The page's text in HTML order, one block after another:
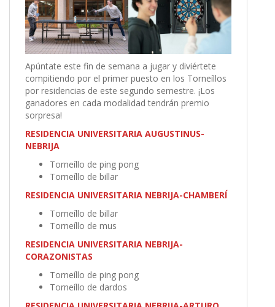
Apúntate este fin de semana a jugar y diviértete
compitiendo por el primer puesto en los Torneíllos
por residencias de este segundo semestre. ¡Los
ganadores en cada modalidad tendrán premio
sorpresa!
RESIDENCIA UNIVERSITARIA AUGUSTINUS-
NEBRIJA
Torneíllo de ping pong
Torneíllo de billar
RESIDENCIA UNIVERSITARIA NEBRIJA-CHAMBERÍ
Torneíllo de billar
Torneíllo de mus
RESIDENCIA UNIVERSITARIA NEBRIJA-
CORAZONISTAS
Torneíllo de ping pong
Torneíllo de dardos